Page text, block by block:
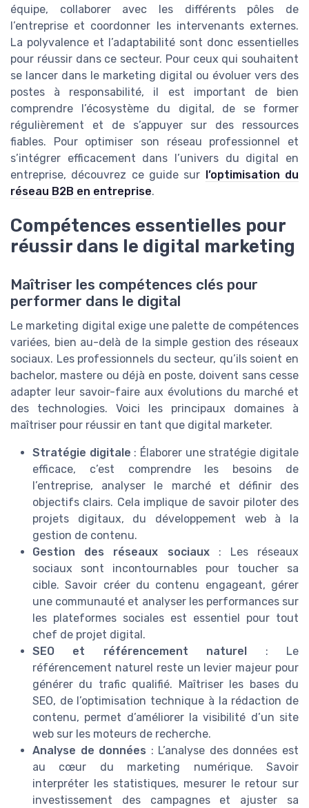
équipe, collaborer avec les différents pôles de
l’entreprise et coordonner les intervenants externes.
La polyvalence et l’adaptabilité sont donc essentielles
pour réussir dans ce secteur. Pour ceux qui souhaitent
se lancer dans le marketing digital ou évoluer vers des
postes à responsabilité, il est important de bien
comprendre l’écosystème du digital, de se former
régulièrement et de s’appuyer sur des ressources
fiables. Pour optimiser son réseau professionnel et
s’intégrer efficacement dans l’univers du digital en
entreprise, découvrez ce guide sur l’optimisation du
réseau B2B en entreprise.
Compétences essentielles pour
réussir dans le digital marketing
Maîtriser les compétences clés pour
performer dans le digital
Le marketing digital exige une palette de compétences
variées, bien au-delà de la simple gestion des réseaux
sociaux. Les professionnels du secteur, qu’ils soient en
bachelor, mastere ou déjà en poste, doivent sans cesse
adapter leur savoir-faire aux évolutions du marché et
des technologies. Voici les principaux domaines à
maîtriser pour réussir en tant que digital marketer.
Stratégie digitale : Élaborer une stratégie digitale
efficace, c’est comprendre les besoins de
l’entreprise, analyser le marché et définir des
objectifs clairs. Cela implique de savoir piloter des
projets digitaux, du développement web à la
gestion de contenu.
Gestion des réseaux sociaux: Les réseaux
sociaux sont incontournables pour toucher sa
cible. Savoir créer du contenu engageant, gérer
une communauté et analyser les performances sur
les plateformes sociales est essentiel pour tout
chef de projet digital.
SEO et référencement naturel : Le
référencement naturel reste un levier majeur pour
générer du trafic qualifié. Maîtriser les bases du
SEO, de l’optimisation technique à la rédaction de
contenu, permet d’améliorer la visibilité d’un site
web sur les moteurs de recherche.
Analyse de données : L’analyse des données est
au cœur du marketing numérique. Savoir
interpréter les statistiques, mesurer le retour sur
investissement des campagnes et ajuster sa